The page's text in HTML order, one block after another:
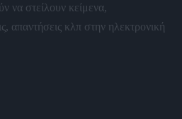
να στείλουν κείμενα,
απαντήσεις κλπ στην ηλεκτρονική